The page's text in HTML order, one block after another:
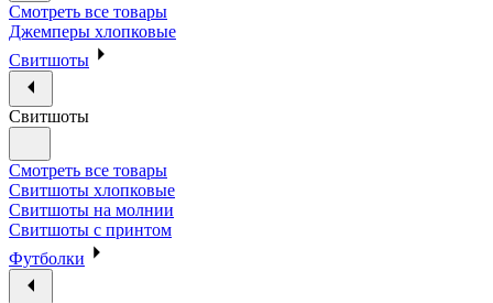
Смотреть все товары
Джемперы хлопковые
Свитшоты
Свитшоты
Смотреть все товары
Свитшоты хлопковые
Свитшоты на молнии
Свитшоты с принтом
Футболки